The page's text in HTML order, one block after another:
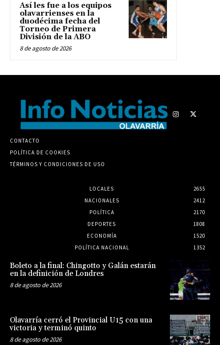
Así les fue a los equipos
olavarrienses en la
duodécima fecha del
Torneo de Primera
División de la ABO
8 de agosto de 2026
CONTACTO
POLÍTICA DE COOKIES
TÉRMINOS Y CONDICIONES DE USO
LOCALES
2655
NACIONALES
2412
POLÍTICA
2170
DEPORTES
1808
ECONOMÍA
1520
POLÍTICA NACIONAL
1352
Boleto a la final: Chingotto y Galán estarán
en la definición de Londres
8 de agosto de 2026
Olavarría cerró el Provincial U15 con una
victoria y terminó quinto
8 de agosto de 2026